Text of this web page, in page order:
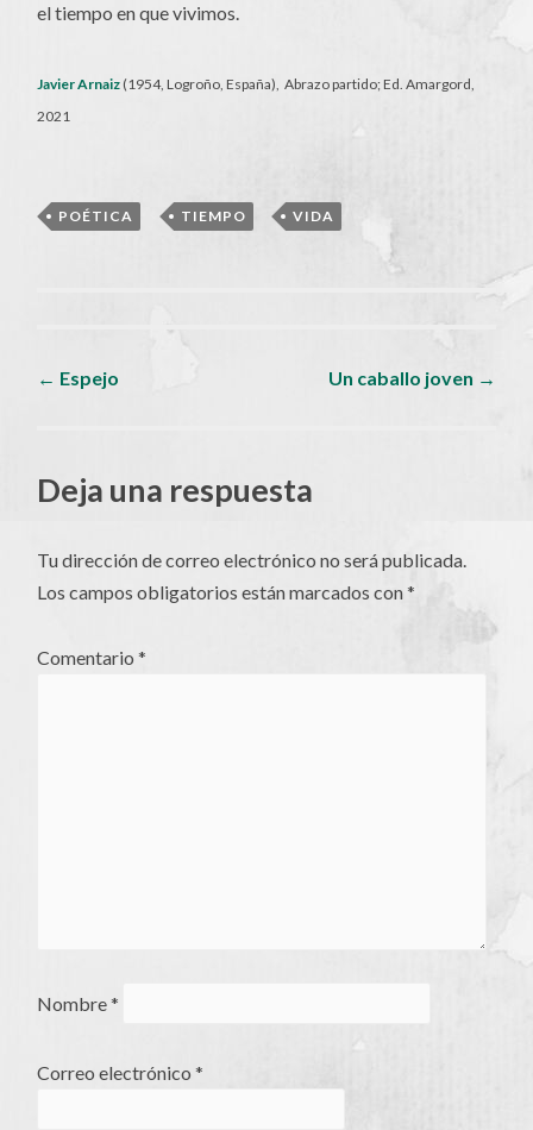
el tiempo en que vivimos.
Javier Arnaiz (1954, Logroño, España), Abrazo partido; Ed. Amargord,
2021
POÉTICA , TIEMPO , VIDA
Navegador
artículos
← Espejo Un caballo joven →
Deja una respuesta
Tu dirección de correo electrónico no será publicada.
Los campos obligatorios están marcados con*
Comentario*
Nombre*
Correo electrónico*